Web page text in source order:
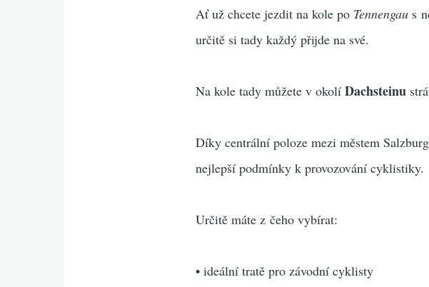
Ať už chcete jezdit na kole po Tennengau s
určitě si tady každý přijde na své.
Na kole tady můžete v okolíDachsteinu
Díky centrální poloze mezi městem
nejlepší podmínky k provozování cyklistiky.
Určitě máte z čeho vybírat:
• ideální tratě pro závodní cyklisty